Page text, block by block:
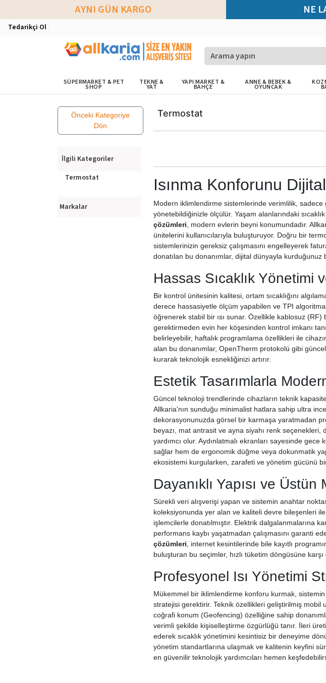
AYNI GÜN KARGO NE
Tedarikçi Ol
SÜPERMARKET & PET
SHOP
TEKNE &
YAT
YAPI MARKET &
BAHÇE
ANNE & BEBEK &
OYUNCAK
Önceki Kategoriye
Dön
İlgili Kategoriler
Termostat
Markalar
Termostat
Isınma Konforunu
Modern iklimlendirme sistemlerinde verimlilik,
yönetebildiğinizle ölçülür. Yaşam alanlarındaki
çözümleri , modern evlerin beyni konumundadır.
ünitelerini kullanıcılarıyla buluşturuyor. Doğru bir
sistemlerinizin gereksiz çalışmasını engelleyerek
donatılan bu donanımlar, dijital dünyayla
Hassas Sıcaklık Yönetimi
Bir kontrol ünitesinin kalitesi, ortam sıcaklığını
derece hassasiyetle ölçüm yapabilen ve TPI
öğrenerek stabil bir ısı sunar. Özellikle kablosuz (RF)
gerektirmeden evin her köşesinden kontrol imkanı
belirleyebilir, haftalık programlama özellikleri ile
alan bu donanımlar, OpenTherm protokolü gibi
kurarak teknolojik esnekliğinizi artırır.
Estetik Tasarımlarla
Güncel teknoloji trendlerinde cihazların teknik
Allkaria'nın sunduğu minimalist hatlara sahip ultra
dekorasyonunuzda görsel bir karmaşa yaratmadan
beyazı, mat antrasit ve ayna siyahı renk seçenekleri,
yardımcı olur. Aydınlatmalı ekranları sayesinde gece
sağlar hem de ergonomik düğme veya dokunmatik
ekosistemi kurgularken, zarafeti ve yönetim gücünü
Dayanıklı Yapısı ve
Sürekli veri alışverişi yapan ve sistemin anahtar
koleksiyonunda yer alan ve kaliteli devre bileşenleri
işlemcilerle donatılmıştır. Elektrik dalgalanmalarına
performans kaybı yaşatmadan çalışmasını garanti
çözümleri , internet kesintilerinde bile kayıtlı
buluşturan bu seçimler, hızlı tüketim döngüsüne
Profesyonel Isı Yönetimi
Mükemmel bir iklimlendirme konforu kurmak,
stratejisi gerektirir. Teknik özellikleri geliştirilmiş
coğrafi konum (Geofencing) özelliğine sahip
verimli şekilde kişiselleştirme özgürlüğü tanır. İleri
ederek sıcaklık yönetimini kesintisiz bir deneyime
yönetim standartlarına ulaşmak ve kalitenin keyfini
en güvenilir teknolojik yardımcıları hemen